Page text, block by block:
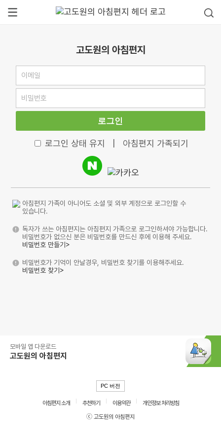
고도원의 아침편지
로그인
로그인 상태 유지 아침편지 가족되기
아침편지 가족이 아니어도 소셜 및 외부 계정으로 로그인할 수
있습니다.
독자가 쓰는 아침편지는 아침편지 가족으로 로그인하셔야 가능합니다.
비밀번호가 없으신 분은 비밀번호를 만드신 후에 이용해 주세요.
비밀번호 만들기>
비밀번호가 기억이 안날경우, 비밀번호 찾기를 이용해주세요.
비밀번호 찾기>
모바일 앱 다운로드
고도원의 아침편지
PC 버전
아침편지 소개 추천하기 이용약관
개인정보 처리방침
ⓒ 고도원의 아침편지